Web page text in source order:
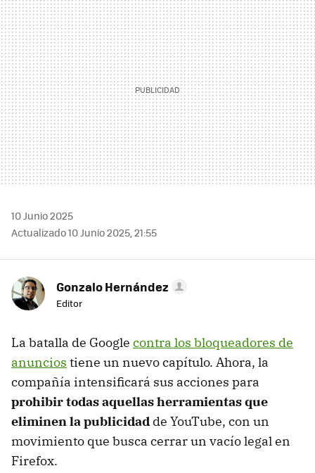
MAIL
10 Junio 2025
Actualizado 10 Junio 2025, 21:55
Gonzalo Hernández
Editor
La batalla de Google contra los bloqueadores de
anuncios tiene un nuevo capítulo. Ahora, la
compañía intensificará sus acciones para
prohibir todas aquellas herramientas que
eliminen la publicidad de YouTube, con un
movimiento que busca cerrar un vacío legal en
Firefox.